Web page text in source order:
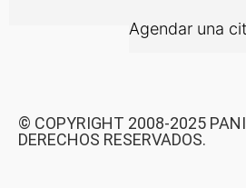
Agendar una
© COPYRIGHT 2008-2025
DERECHOS RESERVADOS.